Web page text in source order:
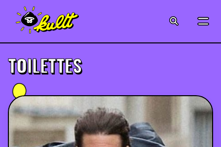
MUSIQUE
CRÉATION
TOILETTES